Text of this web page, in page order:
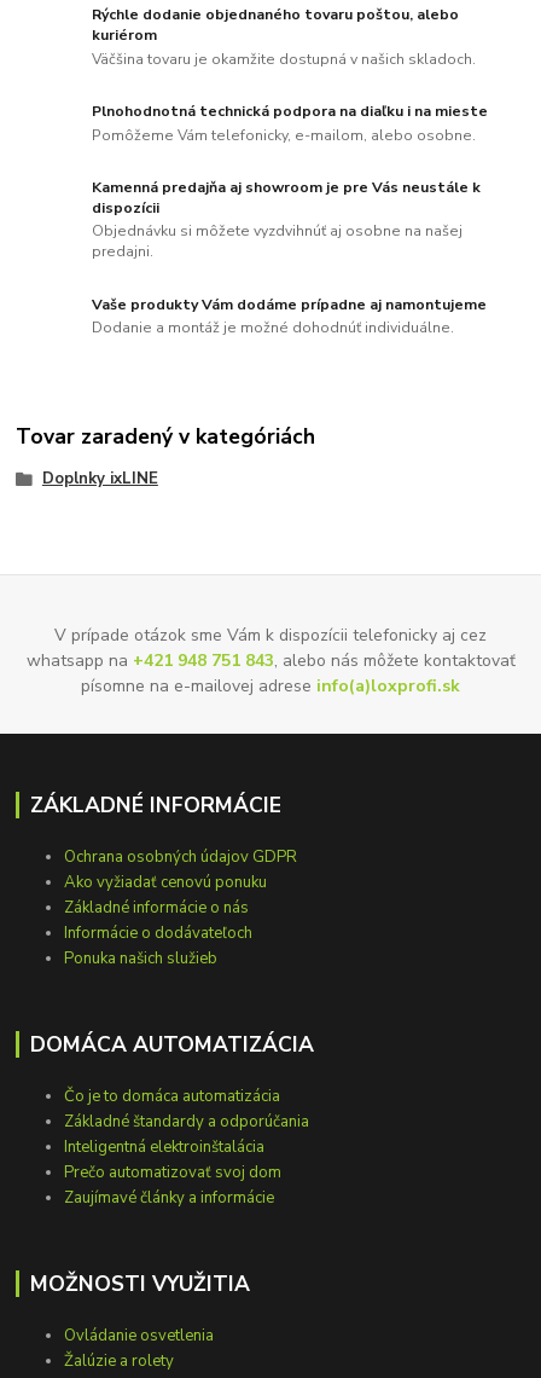
Rýchle dodanie objednaného tovaru poštou, alebo
kuriérom
Väčšina tovaru je okamžite dostupná v našich skladoch.
Plnohodnotná technická podpora na diaľku i na mieste
Pomôžeme Vám telefonicky, e-mailom, alebo osobne.
Kamenná predajňa aj showroom je pre Vás neustále k
dispozícii
Objednávku si môžete vyzdvihnúť aj osobne na našej
predajni.
Vaše produkty Vám dodáme prípadne aj namontujeme
Dodanie a montáž je možné dohodnúť individuálne.
Tovar zaradený v kategóriách
Doplnky ixLINE
V prípade otázok sme Vám k dispozícii telefonicky aj cez
whatsapp na +421 948 751 843, alebo nás môžete kontaktovať
písomne na e-mailovej adrese info(a)loxprofi.sk
ZÁKLADNÉ INFORMÁCIE
Ochrana osobných údajov GDPR
Ako vyžiadať cenovú ponuku
Základné informácie o nás
Informácie o dodávateľoch
Ponuka našich služieb
DOMÁCA AUTOMATIZÁCIA
Čo je to domáca automatizácia
Základné štandardy a odporúčania
Inteligentná elektroinštalácia
Prečo automatizovať svoj dom
Zaujímavé články a informácie
MOŽNOSTI VYUŽITIA
Ovládanie osvetlenia
Žalúzie a rolety